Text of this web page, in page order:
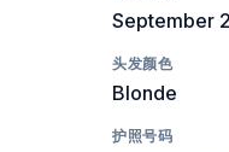
September
头发颜色
Blonde
护照号码